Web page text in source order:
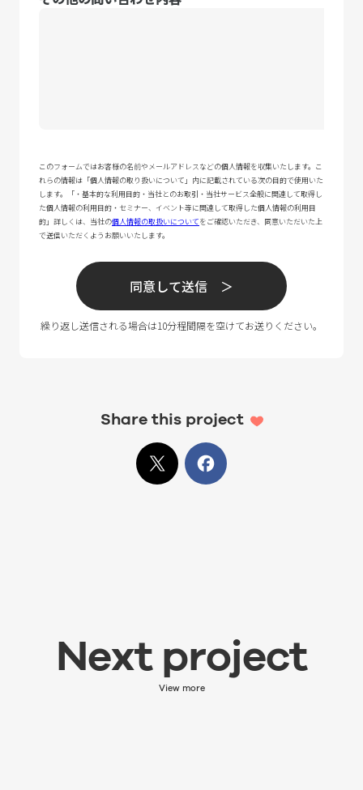
Share this project
XでシェアFacebook
Next project
View more
Next project
次の実績を見る